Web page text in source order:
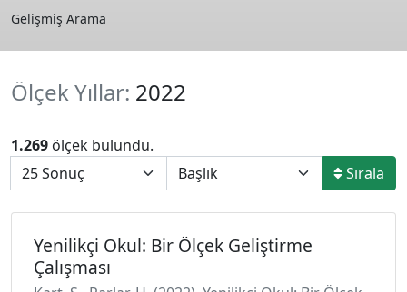
Gelişmiş Arama
Ölçek Yıllar: 2022
1.269 ölçek bulundu.
Sırala
Yenilikçi Okul: Bir Ölçek Geliştirme
Çalışması